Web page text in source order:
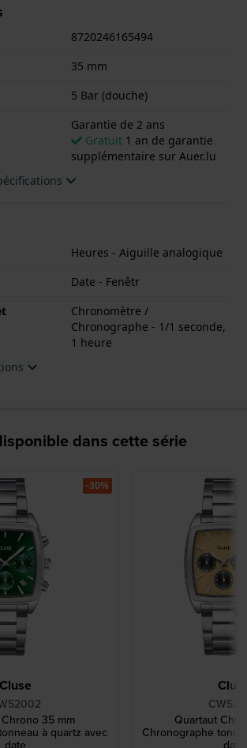
8720246165494
35 mm
5 Bar (douche)
Garantie de 2 ans
Gratuit 1 an de garantie
supplémentaire sur Auer.lu
Heures - Aiguille analogique
Date - Fenêtr
Chronomètre /
Chronographe - 1/1 seconde,
1 heure
dans cette série
Cluse
35 mm
à quartz avec
-30%
Quartaut
Chronographe